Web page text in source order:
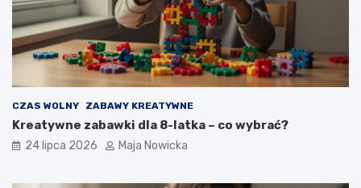
CZAS WOLNY ZABAWY KREATYWNE
Kreatywne zabawki dla 8-latka – co wybrać?
24 lipca 2026 Maja Nowicka